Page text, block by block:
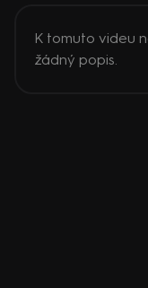
K tomuto videu
žádný popis.